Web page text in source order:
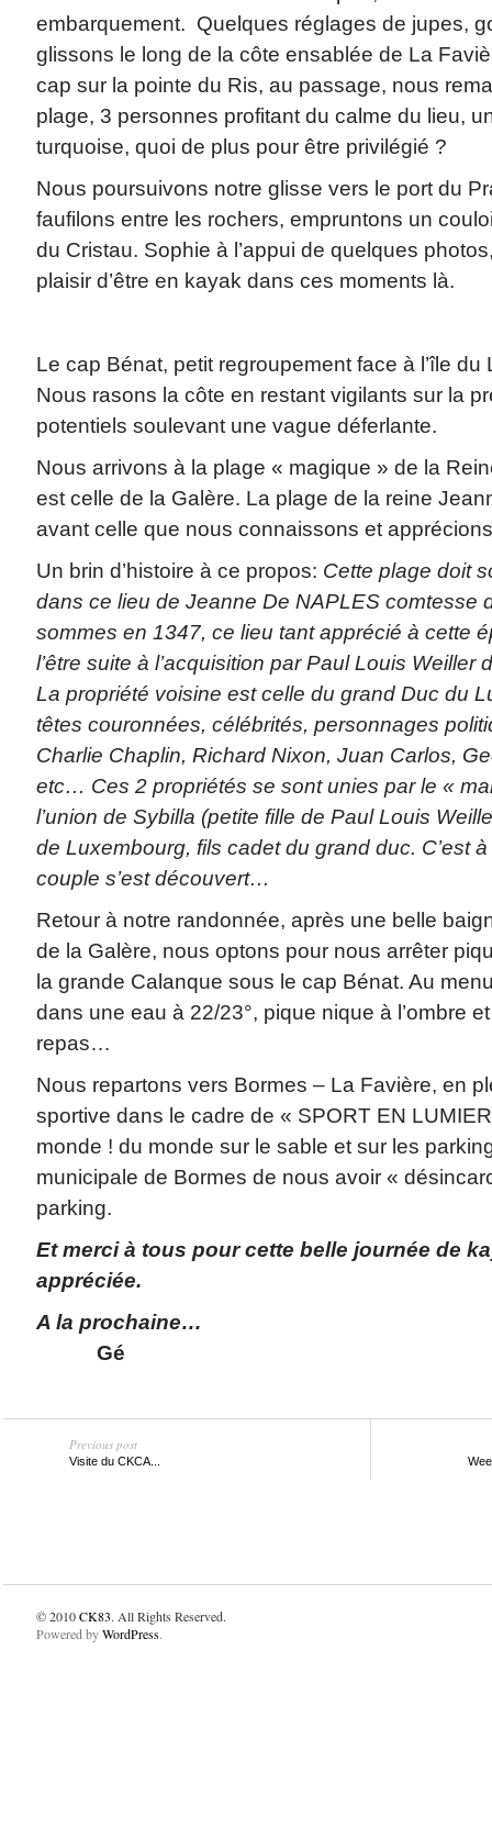
embarquement. Quelques réglages de jupes,
glissons le long de la côte ensablée de La
cap sur la pointe du Ris, au passage, nous
plage, 3 personnes profitant du calme du lieu,
turquoise, quoi de plus pour être privilégié ?
Nous poursuivons notre glisse vers le port du
faufilons entre les rochers, empruntons un
du Cristau. Sophie à l’appui de quelques
plaisir d’être en kayak dans ces moments là.
Le cap Bénat, petit regroupement face à l’île du
Nous rasons la côte en restant vigilants sur la
potentiels soulevant une vague déferlante.
Nous arrivons à la plage « magique » de la
est celle de la Galère. La plage de la reine
avant celle que nous connaissons et
Un brin d’histoire à ce propos: Cette plage doit
dans ce lieu de Jeanne De NAPLES comtesse
sommes en 1347, ce lieu tant apprécié à cette
l’être suite à l’acquisition par Paul Louis Weiller
La propriété voisine est celle du grand Duc du
têtes couronnées, célébrités, personnages
Charlie Chaplin, Richard Nixon, Juan Carlos,
etc… Ces 2 propriétés se sont unies par le «
l’union de Sybilla (petite fille de Paul Louis
de Luxembourg, fils cadet du grand duc. C’est
couple s’est découvert…
Retour à notre randonnée, après une belle
de la Galère, nous optons pour nous arrêter
la grande Calanque sous le cap Bénat. Au
dans une eau à 22/23°, pique nique à l’ombre
repas…
Nous repartons vers Bormes – La Favière, en
sportive dans le cadre de « SPORT EN
monde ! du monde sur le sable et sur les
municipale de Bormes de nous avoir «
parking.
Etmerci à tous pour cette belle journée de
appréciée.
A la prochaine…
Gé
Previous post
Visite du CKCA...
© 2010CK83. All Rights Reserved.
Powered byWordPress.